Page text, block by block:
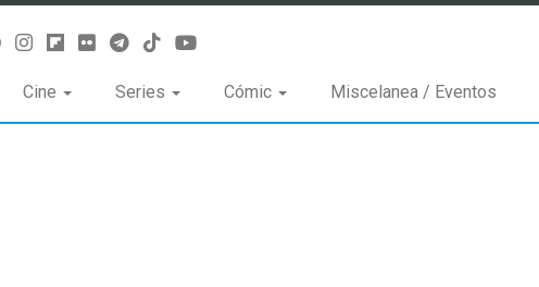
Cine Series Cómic Miscelanea / Eventos